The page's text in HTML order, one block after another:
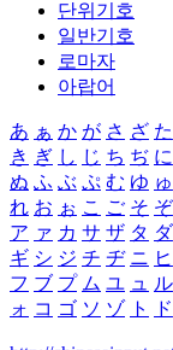
단위기호
일반기호
로마자
아랍어
あ ぁ か が さ ざ た
き ぎ し じ ち ぢ に
ぬ ふ ぶ ぷ む ゆ ゅ
れ お ぉ こ ご そ ぞ
ア ァ カ サ ザ タ ダ
ギ シ ジ チ ヂ ニ ヒ
フ ブ プ ム ユ ュ ル
ォ コ ゴ ソ ゾ ト ド